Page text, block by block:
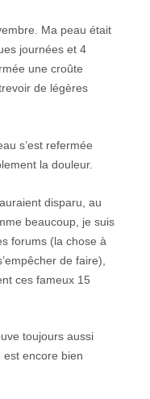
Ma peau était
journées et 4
une croûte
de légères
s’est refermée
la douleur.
disparu, au
beaucoup, je suis
forums (la chose à
de faire),
ces fameux 15
toujours aussi
est encore bien